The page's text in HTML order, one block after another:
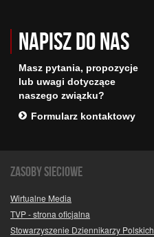
Napisz do nas
Masz pytania, propozycje
lub uwagi dotyczące
naszego związku?
Formularz kontaktowy
Zasoby sieciowe
Wirtualne Media
TVP - strona oficjalna
Stowarzyszenie Dziennikarzy Polskich